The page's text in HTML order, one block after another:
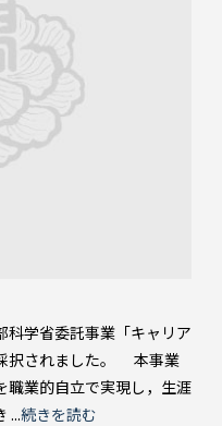
学省委託事業「キャリア
択されました。 本事業
職業的自立で実現し，生涯
...続きを読む